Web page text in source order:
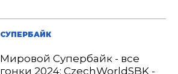
СУПЕРБАЙК
Мировой Супербайк - все
гонки 2024: CzechWorldSBK -